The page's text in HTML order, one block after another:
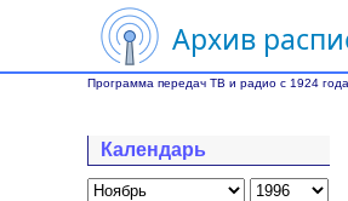
Архив
Программа передач ТВ и радио с 1924 года
Календарь